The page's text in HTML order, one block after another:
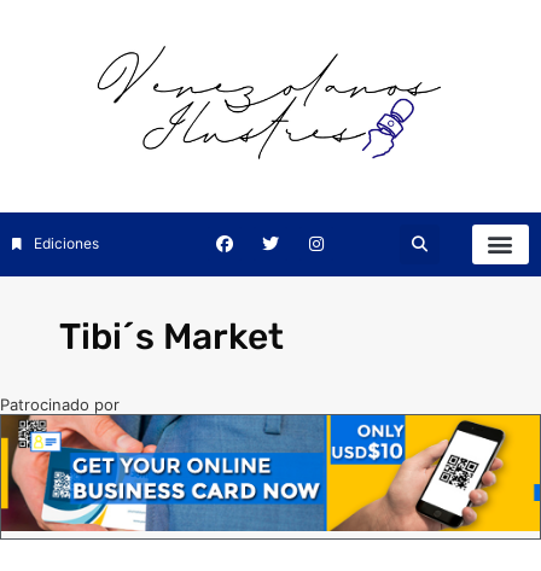
Ediciones
Tibi´s Market
Patrocinado por